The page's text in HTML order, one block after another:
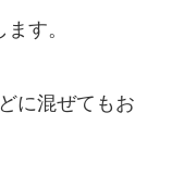
す。
に混ぜてもお